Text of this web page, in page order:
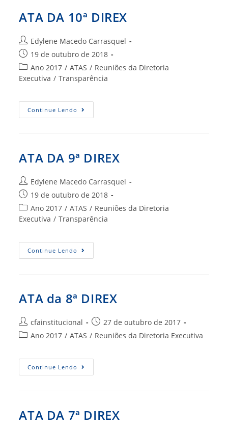
ATA DA 10ª DIREX
Autor
do
post:
Edylene Macedo Carrasquel
Post
publicado:
19 de outubro de 2018
Categoria
do
Ano 2017 / ATAS / Reuniões da Diretoria
Executiva / Transparência
Continue Lendo ATA
DA
ATA DA 9ª DIREX
Autor
do
post:
Edylene Macedo Carrasquel
Post
publicado:
19 de outubro de 2018
Categoria
do
Ano 2017 / ATAS / Reuniões da Diretoria
Executiva / Transparência
Continue Lendo ATA
DA
ATA da 8ª DIREX
Autor
do
cfainstitucional
Post
publicado:
27 de outubro de 2017
Categoria
post:
Ano 2017 / ATAS / Reuniões da Diretoria Executiva
Continue Lendo ATA
Da
ATA DA 7ª DIREX